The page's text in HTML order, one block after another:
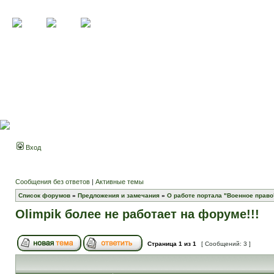
Вход
Сообщения без ответов | Активные темы
Список форумов » Предложения и замечания » О работе портала "Военное
Olimpik более не работает на форуме!!!
Страница 1 из 1 [ Сообщений: 3 ]